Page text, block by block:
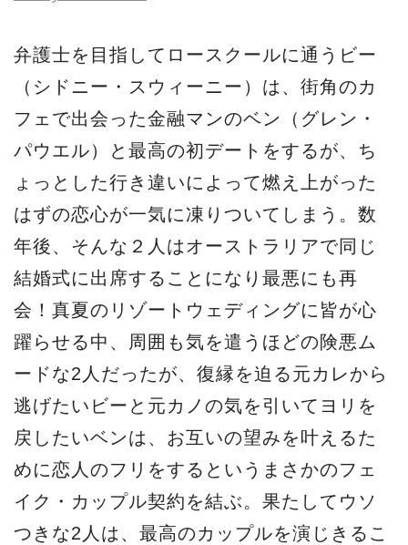
弁護士を目指してロースクールに通うビー
（シドニー・スウィーニー）は、街角のカ
フェで出会った金融マンのベン（グレン・
パウエル）と最高の初デートをするが、ち
ょっとした行き違いによって燃え上がった
はずの恋心が一気に凍りついてしまう。数
年後、そんな２人はオーストラリアで同じ
結婚式に出席することになり最悪にも再
会！真夏のリゾートウェディングに皆が心
躍らせる中、周囲も気を遣うほどの険悪ム
ードな2人だったが、復縁を迫る元カレから
逃げたいビーと元カノの気を引いてヨリを
戻したいベンは、お互いの望みを叶えるた
めに恋人のフリをするというまさかのフェ
イク・カップル契約を結ぶ。果たしてウソ
つきな2人は、最高のカップルを演じきるこ